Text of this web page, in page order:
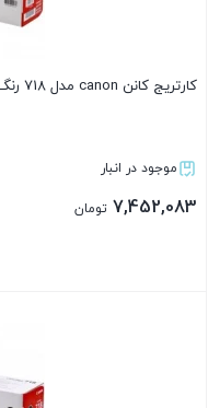
کارتریج کانن canon مدل 718 رنگ قرمز گرید A
موجود در انبار
7,452,083 تومان